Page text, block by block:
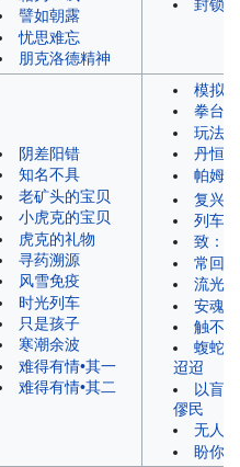
譬如朝露
忧思难忘
朋克洛德精神
封锁
阴差阳错
知名不具
老矿头的宝贝
小虎克的宝贝
虎克的礼物
寻药溯源
风雪免疫
时光列车
只是孩子
寒潮余波
难得有情•其一
难得有情•其二
模拟
拳台
玩法
丹恒
帕姆
复兴
列车
致：
常回
流光
安魂
触不
蝮蛇
迢迢
以盲
僇民
无人
盼你